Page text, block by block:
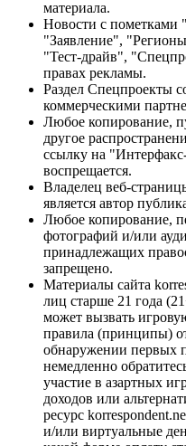
материала.
Новости с
"Заявление",
"Тест-драйв",
правах рекламы.
Раздел Спецпроекты
коммерческими
Любое копирование,
другое
ссылку на
воспрещается.
Владелец веб-
является автор
Любое копирование,
фотографий и/или
принадлежащих
запрещено.
Материалы сайта
лиц старше 21 года
может вызвать
правила (принципы)
обнаружении первых
немедленно
участие в азартных
доходов или
ресурс
и/или виртуальные